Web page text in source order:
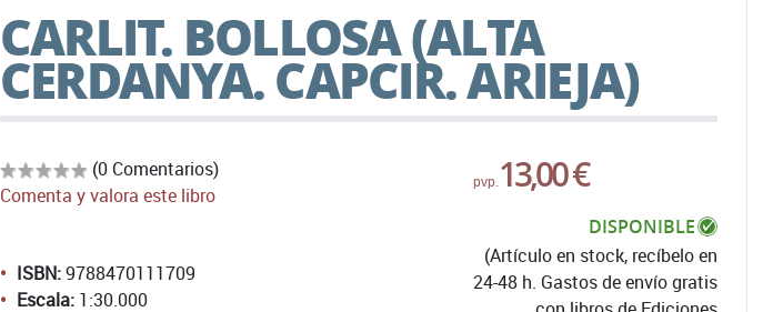
CARLIT. BOLLOSA (ALTA
CERDANYA. CAPCIR. ARIEJA)
(0 Comentarios)
Comenta y valora este libro
pvp.13,00 €
DISPONIBLE
(Artículo en stock, recíbelo en
24-48 h. Gastos de envío gratis
ISBN:9788470111709
Escala: 1:30.000